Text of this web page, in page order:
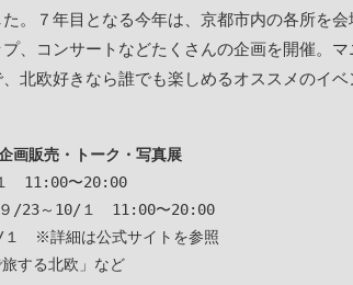
。７年目となる今年は、京都市内の各所を
、コンサートなどたくさんの企画を開催。
北欧好きなら誰でも楽しめるオススメのイベ
画販売・トーク・写真展
　11:00〜20:00
/23～10/１　11:00〜20:00
　※詳細は公式サイトを参照
する北欧」など